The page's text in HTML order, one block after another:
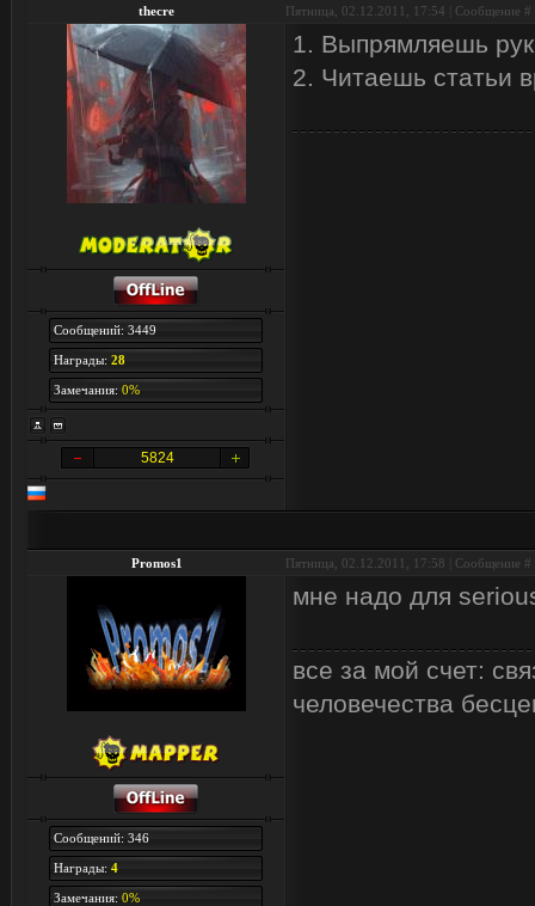
thecre Пятница, 02.12.2011, 17:54 | Сообщение #
Сообщений: 3449
Награды: 28
Замечания: 0%
5824
1. Выпрямляешь
2. Читаешь статьи
Promos1 Пятница, 02.12.2011, 17:58 | Сообщение #
Сообщений: 346
Награды: 4
Замечания: 0%
мне надо для
все за мой счет:
человечества